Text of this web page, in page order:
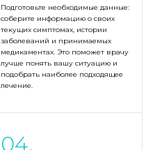
Подготовьте необходимые данные:
соберите информацию о своих
текущих симптомах, истории
заболеваний и принимаемых
медикаментах. Это поможет врачу
лучше понять вашу ситуацию и
подобрать наиболее подходящее
лечение.